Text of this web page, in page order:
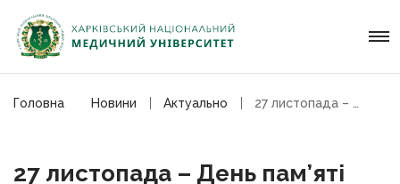
Головна Новини Актуально
27 листопада – День пам’яті